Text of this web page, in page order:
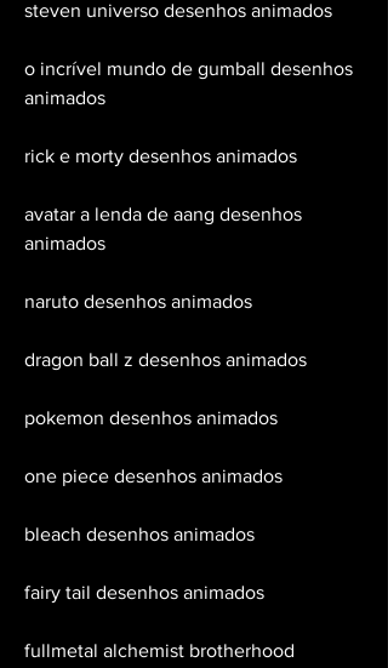
steven universo desenhos animados
o incrível mundo de gumball desenhos
animados
rick e morty desenhos animados
avatar a lenda de aang desenhos
animados
naruto desenhos animados
dragon ball z desenhos animados
pokemon desenhos animados
one piece desenhos animados
bleach desenhos animados
fairy tail desenhos animados
fullmetal alchemist brotherhood